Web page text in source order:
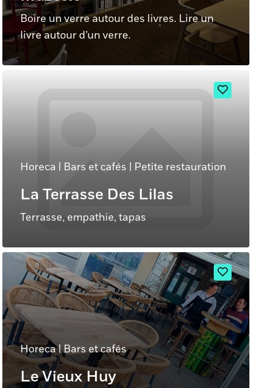
Boire un verre autour des livres. Lire un
livre autour d’un verre.
Horeca | Bars et cafés | Petite restauration
La Terrasse Des Lilas
Terrasse, empathie, tapas
Horeca|Bars et cafés
Le Vieux Huy